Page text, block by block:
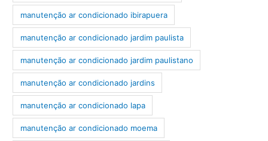
manutenção ar condicionado ibirapuera
manutenção ar condicionado jardim paulista
manutenção ar condicionado jardim paulistano
manutenção ar condicionado jardins
manutenção ar condicionado lapa
manutenção ar condicionado moema